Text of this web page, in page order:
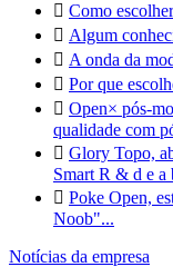
 Como
 Algum
 A onda da
 Por que
 Open× pós-
qualidade com
 Glory Topo,
Smart R & d e a
 Poke Open,
Noob"...
Notícias da empresa